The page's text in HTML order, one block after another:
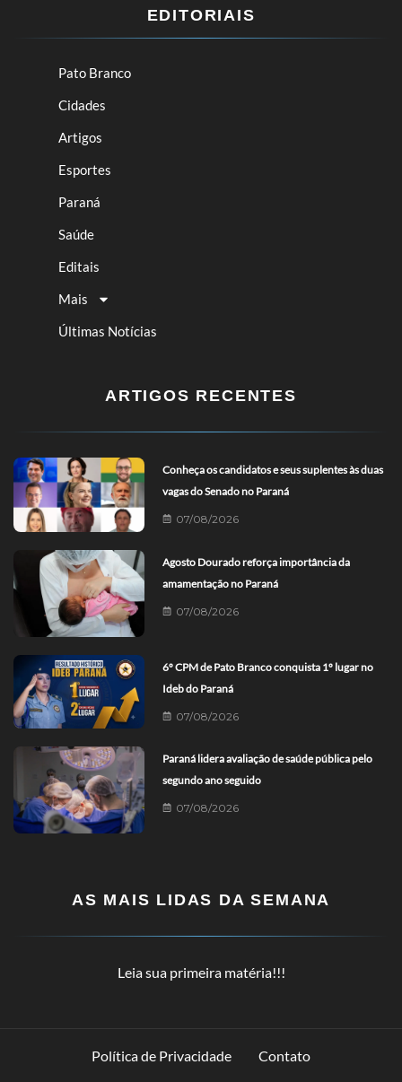
EDITORIAIS
Pato Branco
Cidades
Artigos
Esportes
Paraná
Saúde
Editais
Mais
Últimas Notícias
ARTIGOS RECENTES
Conheça os candidatos e seus suplentes às duas
vagas do Senado no Paraná
07/08/2026
Agosto Dourado reforça importância da
amamentação no Paraná
07/08/2026
6º CPM de Pato Branco conquista 1º lugar no
Ideb do Paraná
07/08/2026
Paraná lidera avaliação de saúde pública pelo
segundo ano seguido
07/08/2026
AS MAIS LIDAS DA SEMANA
Leia sua primeira matéria!!!
Política de Privacidade Contato